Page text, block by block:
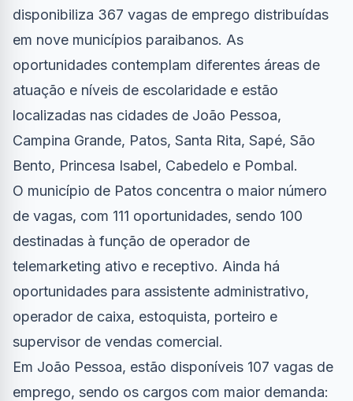
disponibiliza 367 vagas de emprego distribuídas
em nove municípios paraibanos. As
oportunidades contemplam diferentes áreas de
atuação e níveis de escolaridade e estão
localizadas nas cidades de João Pessoa,
Campina Grande, Patos, Santa Rita, Sapé, São
Bento, Princesa Isabel, Cabedelo e Pombal.
O município de Patos concentra o maior número
de vagas, com 111 oportunidades, sendo 100
destinadas à função de operador de
telemarketing ativo e receptivo. Ainda há
oportunidades para assistente administrativo,
operador de caixa, estoquista, porteiro e
supervisor de vendas comercial.
Em João Pessoa, estão disponíveis 107 vagas de
emprego, sendo os cargos com maior demanda: